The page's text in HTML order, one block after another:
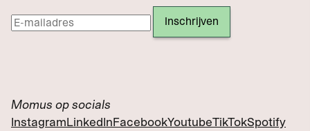
Momus op socials
InstagramLinkedInFacebookYoutubeTikTokSpotify